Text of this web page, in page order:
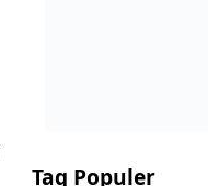
Tag Populer